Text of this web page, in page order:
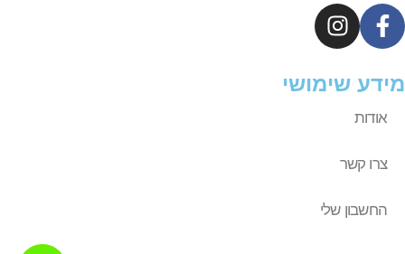
מידע שימושי
אודות
צרו קשר
החשבון שלי